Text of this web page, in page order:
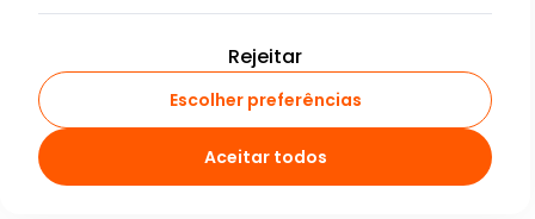
Rejeitar
Escolher preferências
Aceitar todos